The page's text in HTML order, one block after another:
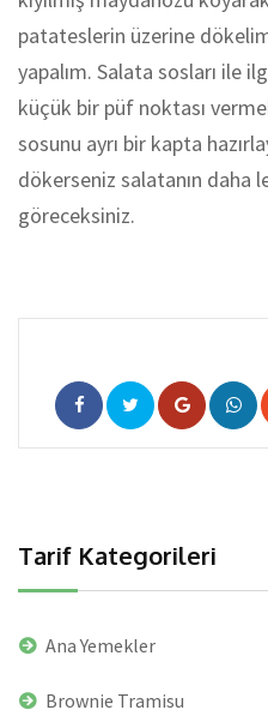
patateslerin üzerine
yapalım. Salata sosları ile
küçük bir püf noktası
sosunu ayrı bir kapta
dökerseniz salatanın daha
göreceksiniz.
Google+
Tarif Kategorileri
Ana Yemekler
Brownie Tramisu